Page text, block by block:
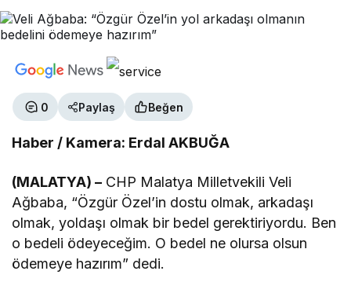
0 Paylaş Beğen
Haber / Kamera: Erdal AKBUĞA
(MALATYA) – CHP Malatya Milletvekili Veli
Ağbaba, “Özgür Özel’in dostu olmak, arkadaşı
olmak, yoldaşı olmak bir bedel gerektiriyordu. Ben
o bedeli ödeyeceğim. O bedel ne olursa olsun
ödemeye hazırım” dedi.